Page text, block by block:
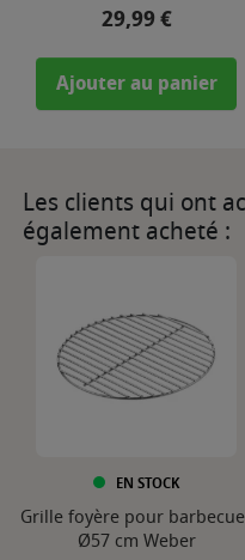
Prix
29,99 €
Ajouter au panier
Les clients qui ont
également acheté :
EN STOCK
Grille foyère pour
Ø57 cm Weber